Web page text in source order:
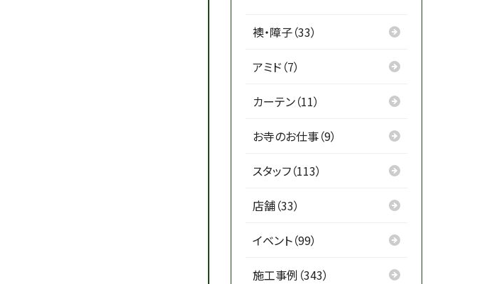
襖・障子（33）
アミド（7）
カーテン（11）
お寺のお仕事（9）
スタッフ（113）
店舗（33）
イベント（99）
施工事例（343）